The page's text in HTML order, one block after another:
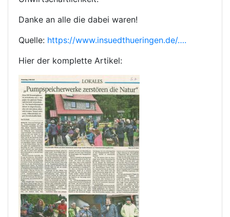
Danke an alle die dabei waren!
Quelle: https://www.insuedthueringen.de/….
Hier der komplette Artikel: